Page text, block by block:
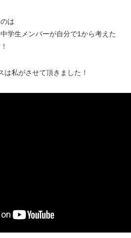
は
学生メンバーが自分で1から考えた
私がさせて頂きました！